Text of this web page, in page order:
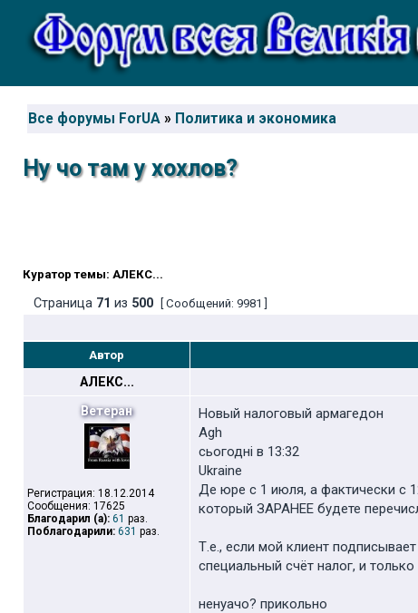
Все форумы ForUA » Политика и экономика
Ну чо там у хохлов?
Куратор темы: АЛЕКС...
Страница 71 из 500 [ Сообщений: 9981 ]
Автор
АЛЕКС...
Ветеран
Регистрация: 18.12.2014
Сообщения: 17625
Благодарил (а): 61 раз.
Поблагодарили: 631 раз.
Новый налоговый армагедон
Agh
cьогодні в 13:32
Ukraine
Де юре с 1 июля, а фактически с
который ЗАРАНЕЕ будете
Т.е., если мой клиент
специальный счёт налог, и
ненуачо? прикольно